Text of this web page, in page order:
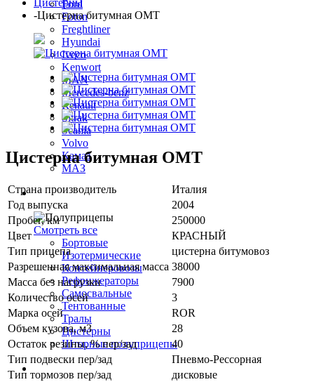
Ford
Foton
Freghtliner
Hyundai
Iveco
Kenwort
MAN
Mercedes-benz
Renault
Sitrak
Scania
Volvo
Камаз
МАЗ
Полуприцепы
Смотреть все
Бортовые
Изотермические
Контейнеровозы
Рефрижераторы
Самосвальные
Тентованные
Тралы
Цистерны
Шторные полуприцепы
Грузовики
Цистерны
-Цистерна битумная OMT
Цистерна битумная OMT
Страна производитель
Италия
Год выпуска
2004
Пробег, км
250000
Цвет
КРАСНЫЙ
Тип прицепа
цистерна битумовоз
Разрешенная максимальная масса 38000
Масса без нагрузки
7900
Количество осей
3
Марка осей
ROR
Объем кузова, м3
28
Остаток резины, % пер/зад
40
Тип подвески пер/зад
Пневмо-Рессорная
Тип тормозов пер/зад
дисковые